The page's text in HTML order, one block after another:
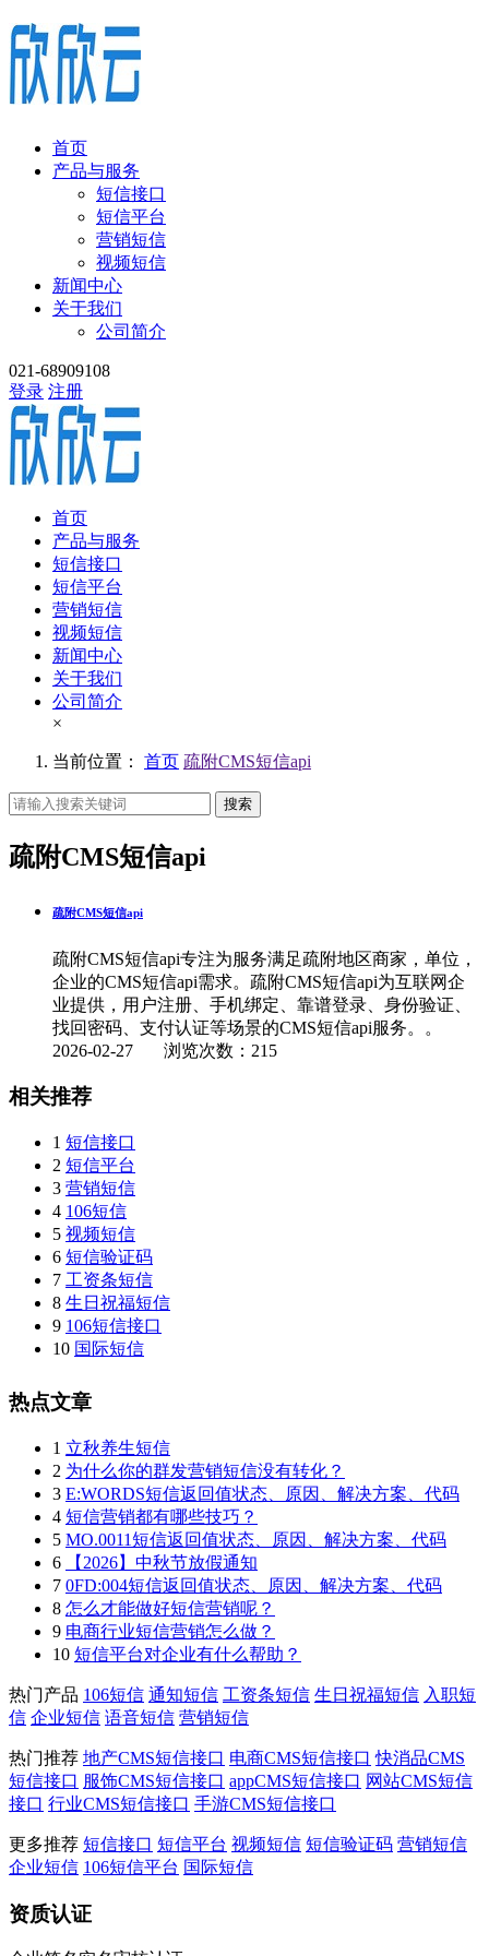
首页
产品与服务
短信接口
短信平台
营销短信
视频短信
新闻中心
关于我们
公司简介
021-68909108
登录 注册
首页
产品与服务
短信接口
短信平台
营销短信
视频短信
新闻中心
关于我们
公司简介
×
当前位置： 首页 疏附CMS短信api
搜索
疏附CMS短信api
疏附CMS短信api
疏附CMS短信api专注为服务满足疏附地区商家，单位，
企业的CMS短信api需求。疏附CMS短信api为互联网企
业提供，用户注册、手机绑定、靠谱登录、身份验证、
找回密码、支付认证等场景的CMS短信api服务。。
2026-02-27 浏览次数：215
相关推荐
1 短信接口
2 短信平台
3 营销短信
4 106短信
5 视频短信
6 短信验证码
7 工资条短信
8 生日祝福短信
9 106短信接口
10 国际短信
热点文章
1 立秋养生短信
2 为什么你的群发营销短信没有转化？
3 E:WORDS短信返回值状态、原因、解决方案、代码
4 短信营销都有哪些技巧？
5 MO.0011短信返回值状态、原因、解决方案、代码
6
【2026】中秋节放假通知
7 0FD:004短信返回值状态、原因、解决方案、代码
8 怎么才能做好短信营销呢？
9 电商行业短信营销怎么做？
10 短信平台对企业有什么帮助？
热门产品 106短信 通知短信 工资条短信 生日祝福短信 入职短
信 企业短信 语音短信 营销短信
热门推荐 地产CMS短信接口 电商CMS短信接口 快消品CMS
短信接口 服饰CMS短信接口 appCMS短信接口 网站CMS短信
接口 行业CMS短信接口 手游CMS短信接口
更多推荐 短信接口 短信平台 视频短信 短信验证码 营销短信
企业短信 106短信平台 国际短信
资质认证